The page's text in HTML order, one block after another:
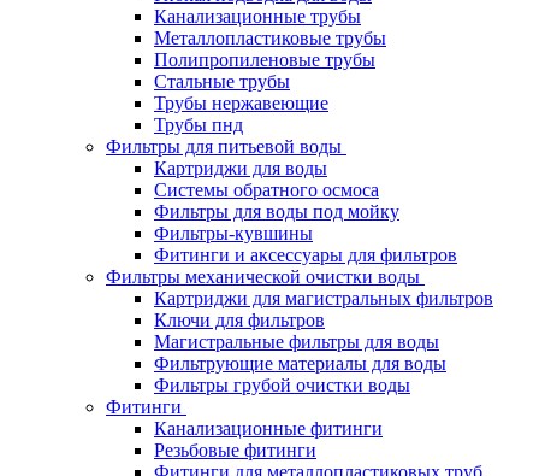
Канализационные трубы
Металлопластиковые трубы
Полипропиленовые трубы
Стальные трубы
Трубы нержавеющие
Трубы пнд
Фильтры для питьевой воды
Картриджи для воды
Системы обратного осмоса
Фильтры для воды под мойку
Фильтры-кувшины
Фитинги и аксессуары для фильтров
Фильтры механической очистки воды
Картриджи для магистральных фильтров
Ключи для фильтров
Магистральные фильтры для воды
Фильтрующие материалы для воды
Фильтры грубой очистки воды
Фитинги
Канализационные фитинги
Резьбовые фитинги
Фитинги для металлопластиковых труб